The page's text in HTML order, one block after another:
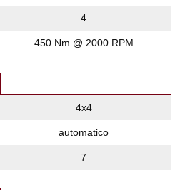
4
450 Nm @ 2000 RPM
4x4
automatico
7